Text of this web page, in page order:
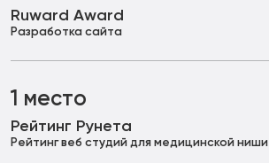
Ruward Award
Разработка сайта
1 место
Рейтинг Рунета
Рейтинг веб студий для медицинской ниши